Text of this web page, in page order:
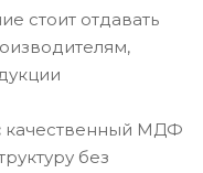
стоит отдавать
качественный МДФ
без